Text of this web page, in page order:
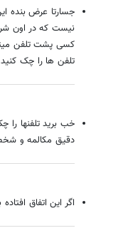
جسارتا عرض بنده
نیست که در اون
کسی پشت تلفن
تلفن ها را چک
خب برید تلفنها
دقیق مکالمه و
اگر این اتفاق